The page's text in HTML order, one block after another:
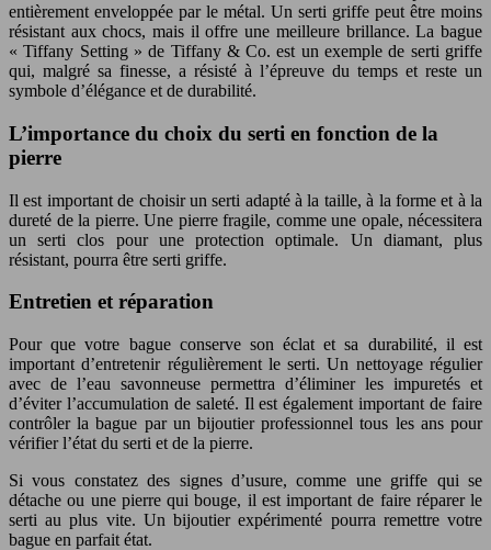
entièrement enveloppée par le métal. Un serti griffe peut être moins
résistant aux chocs, mais il offre une meilleure brillance. La bague
« Tiffany Setting » de Tiffany & Co. est un exemple de serti griffe
qui, malgré sa finesse, a résisté à l’épreuve du temps et reste un
symbole d’élégance et de durabilité.
L’importance du choix du serti en fonction de la
pierre
Il est important de choisir un serti adapté à la taille, à la forme et à la
dureté de la pierre. Une pierre fragile, comme une opale, nécessitera
un serti clos pour une protection optimale. Un diamant, plus
résistant, pourra être serti griffe.
Entretien et réparation
Pour que votre bague conserve son éclat et sa durabilité, il est
important d’entretenir régulièrement le serti. Un nettoyage régulier
avec de l’eau savonneuse permettra d’éliminer les impuretés et
d’éviter l’accumulation de saleté. Il est également important de faire
contrôler la bague par un bijoutier professionnel tous les ans pour
vérifier l’état du serti et de la pierre.
Si vous constatez des signes d’usure, comme une griffe qui se
détache ou une pierre qui bouge, il est important de faire réparer le
serti au plus vite. Un bijoutier expérimenté pourra remettre votre
bague en parfait état.